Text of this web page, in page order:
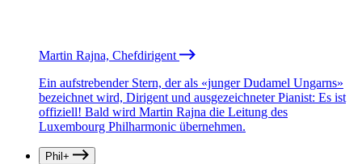
Martin Rajna, Chefdirigent
Ein aufstrebender Stern, der als «junger Dudamel Ungarns»
bezeichnet wird, Dirigent und ausgezeichneter Pianist: Es ist
offiziell! Bald wird Martin Rajna die Leitung des
Luxembourg Philharmonic übernehmen.
Phil+